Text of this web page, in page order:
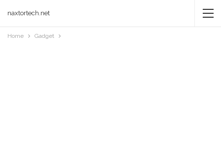
naxtortech.net
Home Gadget